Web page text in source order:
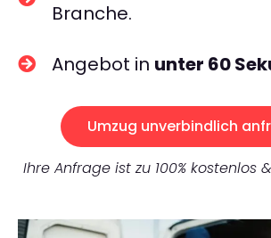
Branche.
Angebot in unter 60
Umzug unverbindlich
Ihre Anfrage ist zu 100% kostenlos